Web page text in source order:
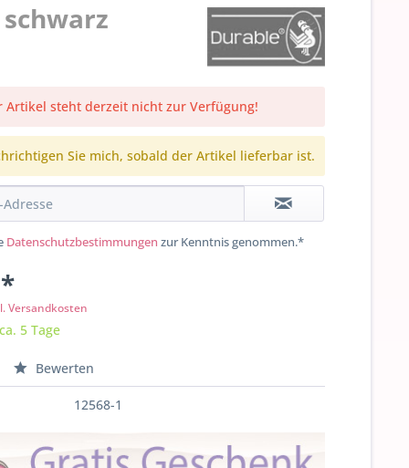
Artikel steht derzeit nicht zur Verfügung!
Sie mich, sobald der Artikel lieferbar ist.
Datenschutzbestimmungen zur Kenntnis genommen.*
Versandkosten
5 Tage
Bewerten
12568-1